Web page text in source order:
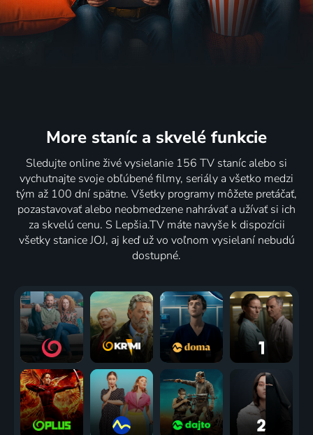
More staníc a skvelé funkcie
Sledujte online živé vysielanie 156 TV staníc alebo si
vychutnajte svoje obľúbené filmy, seriály a všetko medzi
tým až 100 dní spätne. Všetky programy môžete pretáčať,
pozastavovať alebo neobmedzene nahrávať a užívať si ich
za skvelú cenu. S Lepšia.TV máte navyše k dispozícii
všetky stanice JOJ, aj keď už vo voľnom vysielaní nebudú
dostupné.